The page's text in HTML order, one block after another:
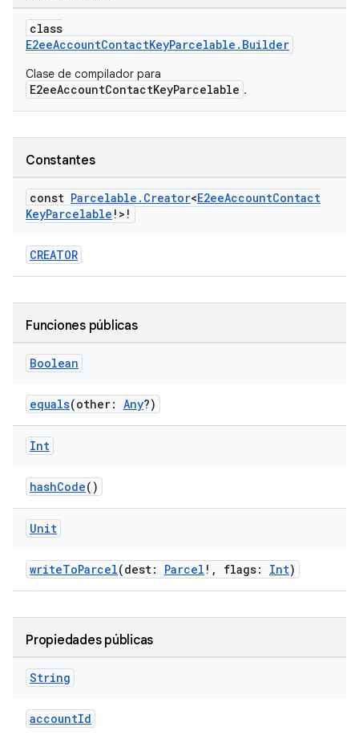
class
E2eeAccountContactKeyParcelable.Builder
Clase de compilador para
E2eeAccountContactKeyParcelable .
Constantes
const Parcelable . Creator<E2eeAccountContact
KeyParcelable !>!
CREATOR
Funciones públicas
Boolean
equals(other: Any?)
Int
hashCode()
Unit
writeToParcel(dest: Parcel !, flags: Int)
Propiedades públicas
String
accountId